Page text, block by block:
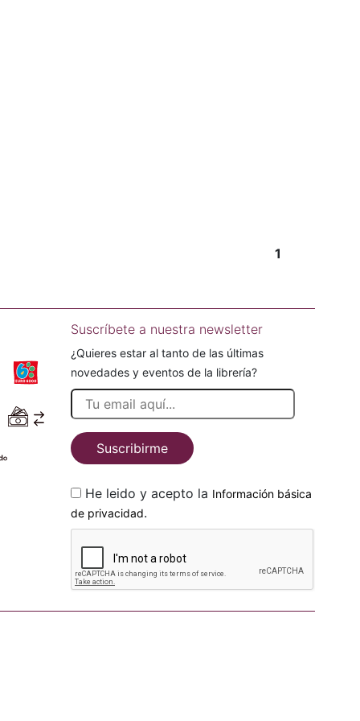
1
Suscríbete a nuestra newsletter
¿Quieres estar al tanto de las últimas
novedades y eventos de la librería?
Suscribirme
He leido y acepto la Información básica
de privacidad.